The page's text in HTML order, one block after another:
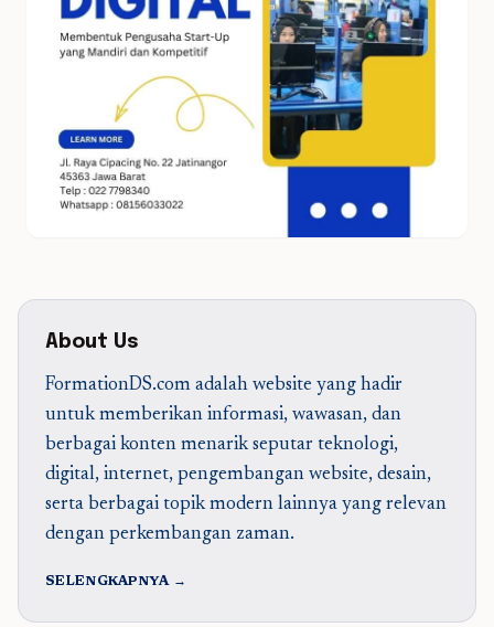
About Us
FormationDS.com adalah website yang hadir
untuk memberikan informasi, wawasan, dan
berbagai konten menarik seputar teknologi,
digital, internet, pengembangan website, desain,
serta berbagai topik modern lainnya yang relevan
dengan perkembangan zaman.
SELENGKAPNYA →